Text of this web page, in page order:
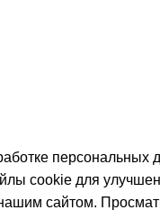
персональных
cookie для
сайтом.